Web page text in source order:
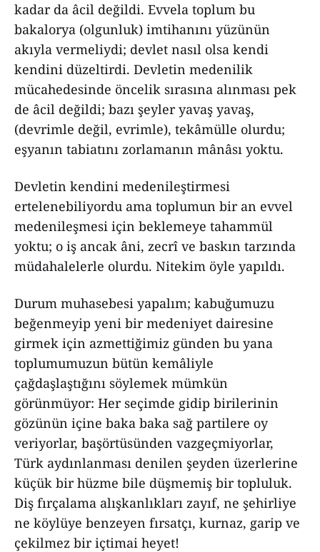
kadar da âcil değildi. Evvela toplum bu
bakalorya (olgunluk) imtihanını yüzünün
akıyla vermeliydi; devlet nasıl olsa kendi
kendini düzeltirdi. Devletin medenilik
mücahedesinde öncelik sırasına alınması pek
de âcil değildi; bazı şeyler yavaş yavaş,
(devrimle değil, evrimle), tekâmülle olurdu;
eşyanın tabiatını zorlamanın mânâsı yoktu.
Devletin kendini medenileştirmesi
ertelenebiliyordu ama toplumun bir an evvel
medenileşmesi için beklemeye tahammül
yoktu; o iş ancak âni, zecrî ve baskın tarzında
müdahalelerle olurdu. Nitekim öyle yapıldı.
Durum muhasebesi yapalım; kabuğumuzu
beğenmeyip yeni bir medeniyet dairesine
girmek için azmettiğimiz günden bu yana
toplumumuzun bütün kemâliyle
çağdaşlaştığını söylemek mümkün
görünmüyor: Her seçimde gidip birilerinin
gözünün içine baka baka sağ partilere oy
veriyorlar, başörtüsünden vazgeçmiyorlar,
Türk aydınlanması denilen şeyden üzerlerine
küçük bir hüzme bile düşmemiş bir topluluk.
Diş fırçalama alışkanlıkları zayıf, ne şehirliye
ne köylüye benzeyen fırsatçı, kurnaz, garip ve
çekilmez bir içtimai heyet!